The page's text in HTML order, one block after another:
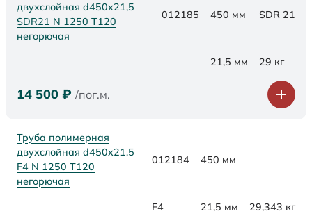
двухслойная d450x21,5
SDR21 N 1250 Т120
негорючая
012185 450 мм SDR 21
21,5 мм 29 кг
14 500 ₽ /пог.м.
Труба полимерная
двухслойная d450x21,5
F4 N 1250 Т120
негорючая
012184 450 мм
F4 21,5 мм 29,343 кг